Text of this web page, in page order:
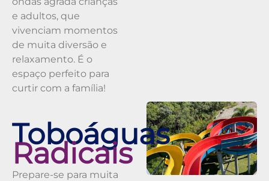
Toboáguas
Radicais
Prepare-se para muita
e adultos, que
vivenciam momentos
de muita diversão e
relaxamento. É o
espaço perfeito para
curtir com a família!